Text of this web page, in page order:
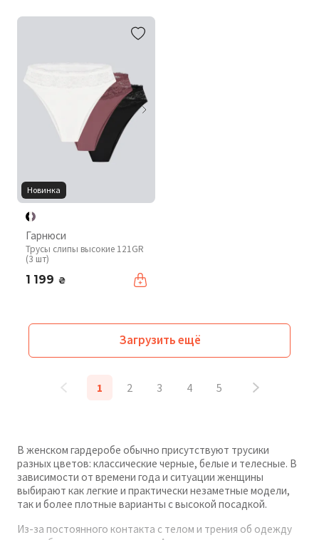
Новинка
Гарнюси
Трусы слипы высокие 121GR
(3 шт)
1 199 ₴
Загрузить ещё
1 2 3 4 5
В женском гардеробе обычно присутствуют трусики
разных цветов: классические черные, белые и телесные. В
зависимости от времени года и ситуации женщины
выбирают как легкие и практически незаметные модели,
так и более плотные варианты с высокой посадкой.
Из-за постоянного контакта с телом и трения об одежду